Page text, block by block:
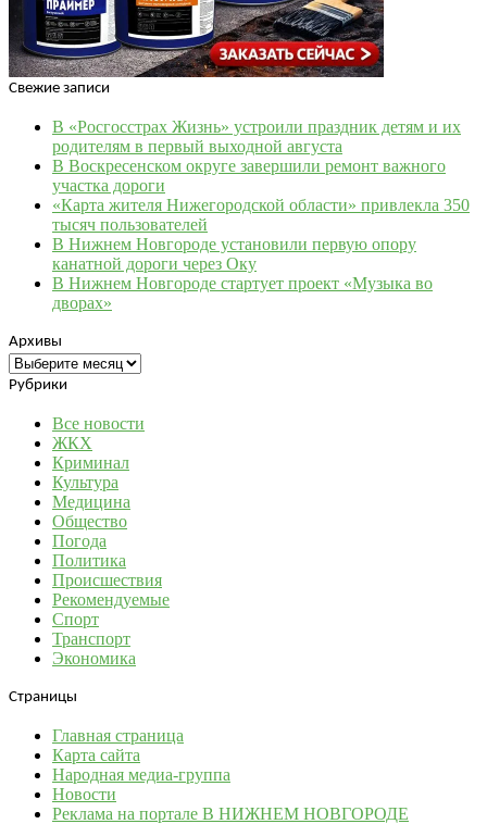
Свежие записи
В «Росгосстрах Жизнь» устроили праздник детям и их
родителям в первый выходной августа
В Воскресенском округе завершили ремонт важного
участка дороги
«Карта жителя Нижегородской области» привлекла 350
тысяч пользователей
В Нижнем Новгороде установили первую опору
канатной дороги через Оку
В Нижнем Новгороде стартует проект «Музыка во
дворах»
Архивы
Архивы
Рубрики
Все новости
ЖКХ
Криминал
Культура
Медицина
Общество
Погода
Политика
Происшествия
Рекомендуемые
Спорт
Транспорт
Экономика
Страницы
Главная страница
Карта сайта
Народная медиа-группа
Новости
Реклама на портале В НИЖНЕМ НОВГОРОДЕ